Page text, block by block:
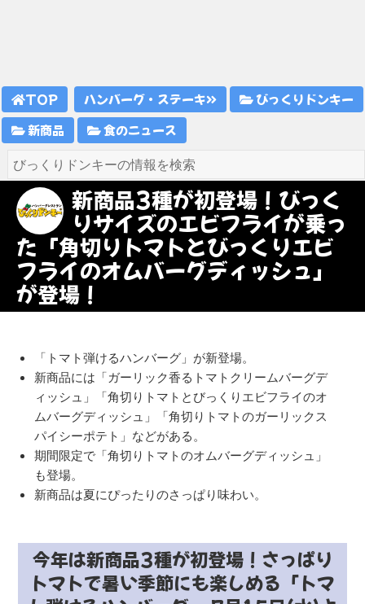
TOP ハンバーグ・ステーキ
びっくりドンキー
新商品
食のニュース
新商品3種が初登場！びっく
りサイズのエビフライが乗っ
た「角切りトマトとびっくりエビ
フライのオムバーグディッシュ」
が登場！
「トマト弾けるハンバーグ」が新登場。
新商品には「ガーリック香るトマトクリームバーグデ
ィッシュ」「角切りトマトとびっくりエビフライのオ
ムバーグディッシュ」「角切りトマトのガーリックス
パイシーポテト」などがある。
期間限定で「角切りトマトのオムバーグディッシュ」
も登場。
新商品は夏にぴったりのさっぱり味わい。
今年は新商品3種が初登場！さっぱり
トマトで暑い季節にも楽しめる「トマ